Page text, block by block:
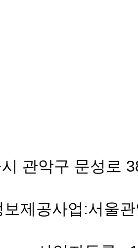
관악구 문성로
보제공사업:서울